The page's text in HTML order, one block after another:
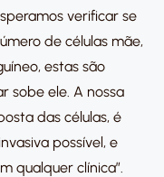
verificar se
de células mãe,
estas são
sobe ele. A nossa
das células, é
possível, e
qualquer clínica”.